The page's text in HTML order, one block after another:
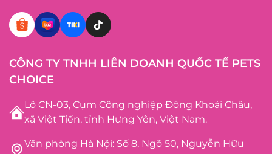
CÔNG TY TNHH LIÊN DOANH QUỐC TẾ PETS
CHOICE
Lô CN-03, Cụm Công nghiệp Đông Khoái Châu,
xã Việt Tiến, tỉnh Hưng Yên, Việt Nam.
Văn phòng Hà Nội: Số 8, Ngõ 50, Nguyễn Hữu